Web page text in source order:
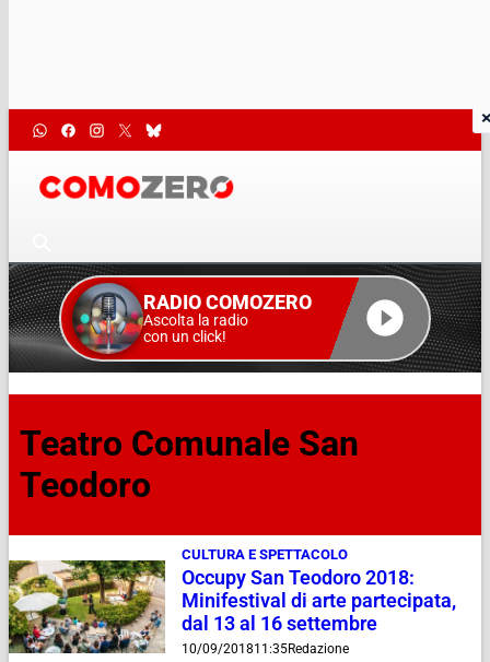
RADIO COMOZERO
Ascolta la radio
con un click!
Teatro Comunale San
Teodoro
CULTURA E SPETTACOLO
Occupy San Teodoro 2018:
Minifestival di arte partecipata,
dal 13 al 16 settembre
10/09/201811:35Redazione